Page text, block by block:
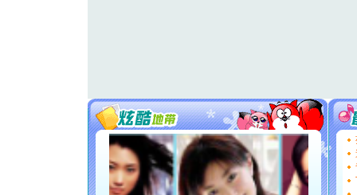
[圣诞节]
能正大光
天都要快
[圣诞节]
如意,快
[元旦]
看
断电。